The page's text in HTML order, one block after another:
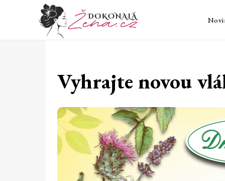
Vyhrajte novou